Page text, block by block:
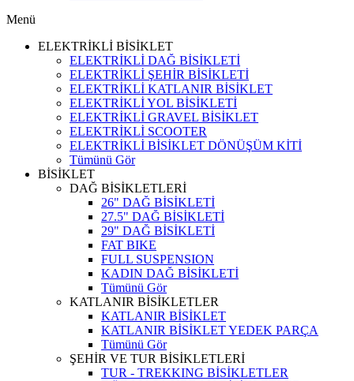
Menü
ELEKTRİKLİ BİSİKLET
ELEKTRİKLİ DAĞ BİSİKLETİ
ELEKTRİKLİ ŞEHİR BİSİKLETİ
ELEKTRİKLİ KATLANIR BİSİKLET
ELEKTRİKLİ YOL BİSİKLETİ
ELEKTRİKLİ GRAVEL BİSİKLET
ELEKTRİKLİ SCOOTER
ELEKTRİKLİ BİSİKLET DÖNÜŞÜM KİTİ
Tümünü Gör
BİSİKLET
DAĞ BİSİKLETLERİ
26" DAĞ BİSİKLETİ
27.5" DAĞ BİSİKLETİ
29" DAĞ BİSİKLETİ
FAT BIKE
FULL SUSPENSION
KADIN DAĞ BİSİKLETİ
Tümünü Gör
KATLANIR BİSİKLETLER
KATLANIR BİSİKLET
KATLANIR BİSİKLET YEDEK PARÇA
Tümünü Gör
ŞEHİR VE TUR BİSİKLETLERİ
TUR - TREKKING BİSİKLETLER